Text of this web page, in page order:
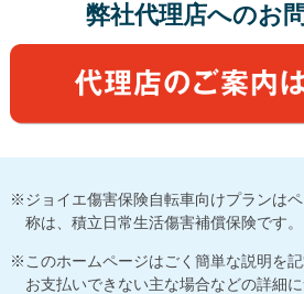
弊社代理店へのお
ジョイエ傷害保険自転車向けプランは
称は、積立日常生活傷害補償保険です。
このホームページはごく簡単な説明を
お支払いできない主な場合などの詳細